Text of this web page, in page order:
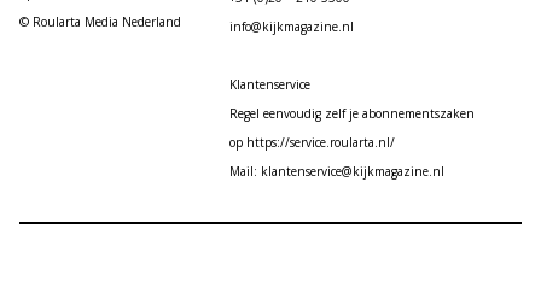
© Roularta Media Nederland
info@kijkmagazine.nl
Klantenservice
Regel eenvoudig zelf je abonnementszaken
op https://service.roularta.nl/
Mail: klantenservice@kijkmagazine.nl